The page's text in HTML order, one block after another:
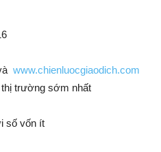
www.chienluocgiaodich.com
thị trường sớm nhất
số vốn ít